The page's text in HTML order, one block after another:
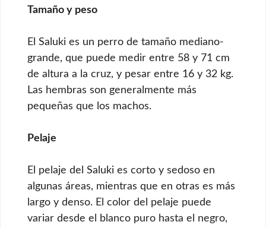
Tamaño y peso
El Saluki es un perro de tamaño mediano-
grande, que puede medir entre 58 y 71 cm
de altura a la cruz, y pesar entre 16 y 32 kg.
Las hembras son generalmente más
pequeñas que los machos.
Pelaje
El pelaje del Saluki es corto y sedoso en
algunas áreas, mientras que en otras es más
largo y denso. El color del pelaje puede
variar desde el blanco puro hasta el negro,